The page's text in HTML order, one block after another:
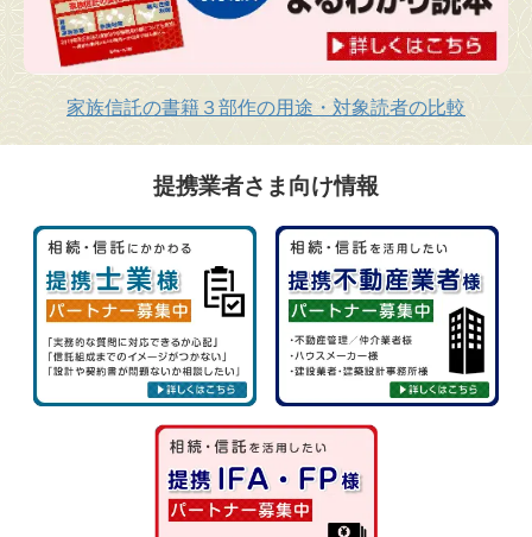
家族信託の書籍３部作の用途・対象読者の比較
提携業者さま向け情報